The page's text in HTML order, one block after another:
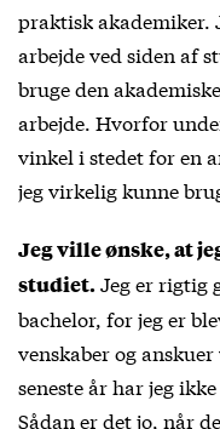
praktisk akademiker.
arbejde ved siden af
bruge den
arbejde. Hvorfor
vinkel i stedet for en
jeg virkelig kunne
Jeg ville ønske, at
studiet.Jeg er rigtig
bachelor, for jeg er
venskaber og
seneste år har jeg
Sådan er det jo, når